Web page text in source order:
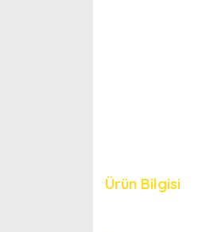
Ürün Bilgisi